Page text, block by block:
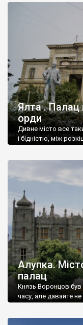
Ялта . Палац
орди
Дивне місто все
і бідністю, між
Алупка.
палац
Князь Воронцов
часу, але давайте